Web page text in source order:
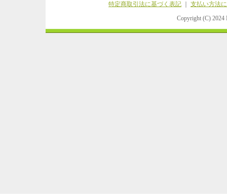
特定商取引法に基づく表記
支払い方法
Copyright (C)